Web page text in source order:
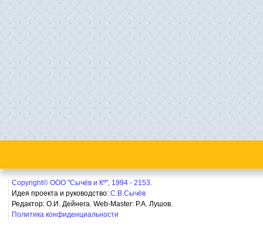
Copyright© ООО "Сычёв и Кº", 1994 - 2153.
Идея проекта и руководство: С.В.Сычёв
Редактор: О.И. Дейнега. Web-Master: Р.А. Лушов.
Политика конфиденциальности